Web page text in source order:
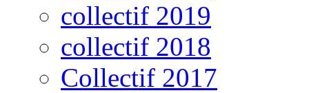
collectif 2019
collectif 2018
Collectif 2017